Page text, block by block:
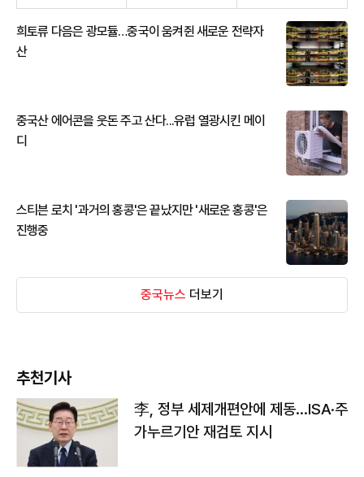
희토류 다음은 광모듈…중국이 움켜쥔 새로운 전략자
산
중국산 에어콘을 웃돈 주고 산다...유럽 열광시킨 메이
디
스티븐 로치 '과거의 홍콩'은 끝났지만 '새로운 홍콩'은
진행중
중국뉴스 더보기
추천기사
李, 정부 세제개편안에 제동…ISA·주
가누르기안 재검토 지시